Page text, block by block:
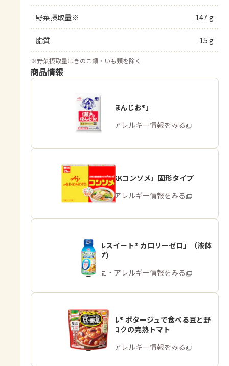
野菜摂取量※ 147 g
脂質 15 g
※野菜摂取量はきのこ類・いも類を除く
商品情報
「瀬戸のほんじお®」
商品・アレルギー情報をみる
「味の素KKコンソメ」固形タイプ
商品・アレルギー情報をみる
「パルスイート® カロリーゼロ」（液体
タイプ）
商品・アレルギー情報をみる
「クノール® ポタージュで食べる豆と野
菜」深いコクの完熟トマト
商品・アレルギー情報をみる